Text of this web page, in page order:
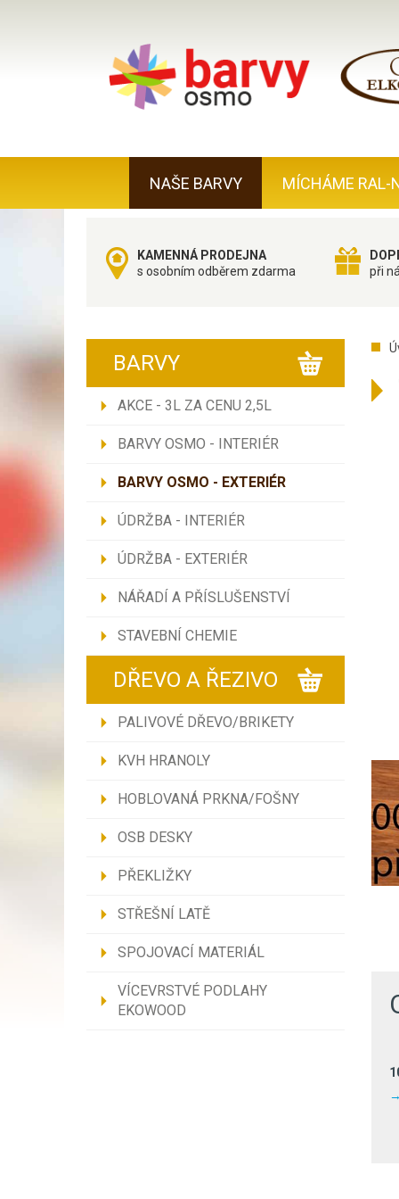
NAŠE BARVY MÍCHÁME RAL-
KAMENNÁ PRODEJNA
s osobním odběrem zdarma
při
BARVY
AKCE - 3L ZA CENU 2,5L
BARVY OSMO - INTERIÉR
BARVY OSMO - EXTERIÉR
ÚDRŽBA - INTERIÉR
ÚDRŽBA - EXTERIÉR
NÁŘADÍ A PŘÍSLUŠENSTVÍ
STAVEBNÍ CHEMIE
DŘEVO A ŘEZIVO
PALIVOVÉ DŘEVO/BRIKETY
KVH HRANOLY
HOBLOVANÁ PRKNA/FOŠNY
OSB DESKY
PŘEKLIŽKY
STŘEŠNÍ LATĚ
SPOJOVACÍ MATERIÁL
VÍCEVRSTVÉ PODLAHY
EKOWOOD